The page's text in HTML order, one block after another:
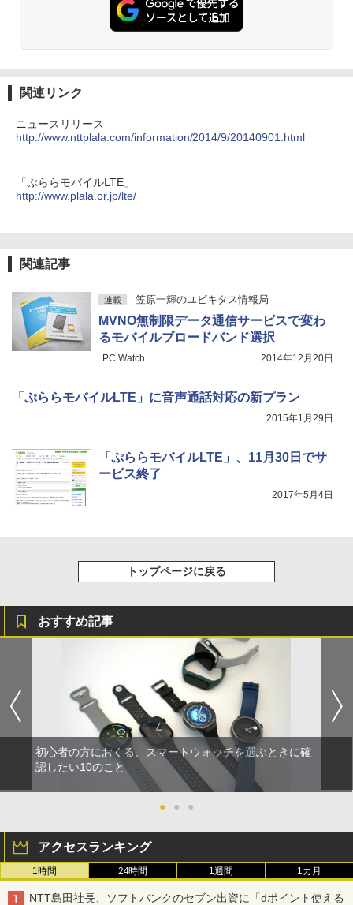
関連リンク
ニュースリリース
http://www.nttplala.com/information/2014/9/20140901.html
「ぷららモバイルLTE」
http://www.plala.or.jp/lte/
関連記事
連載 笠原一輝のユビキタス情報局
MVNO無制限データ通信サービスで変わ
るモバイルブロードバンド選択
PC Watch 2014年12月20日
「ぷららモバイルLTE」に音声通話対応の新プラン
2015年1月29日
「ぷららモバイルLTE」、11月30日でサ
ービス終了
2017年5月4日
トップページに戻る
おすすめ記事
初心者の方におくる、スマートウォッチを選ぶときに確
認したい10のこと
● ● ●
アクセスランキング
1時間 24時間 1週間 1カ月
NTT島田社長、ソフトバンクのセブン出資に「dポイント使える